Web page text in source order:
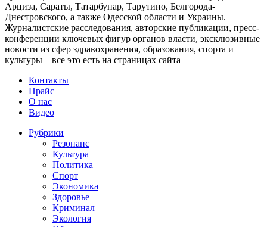
Арциза, Сараты, Татарбунар, Тарутино, Белгорода-
Днестровского, а также Одесской области и Украины.
Журналистские расследования, авторские публикации, пресс-
конференции ключевых фигур органов власти, эксклюзивные
новости из сфер здравохранения, образования, спорта и
культуры – все это есть на страницах сайта
Контакты
Прайс
О нас
Видео
Рубрики
Резонанс
Культура
Политика
Спорт
Экономика
Здоровье
Криминал
Экология